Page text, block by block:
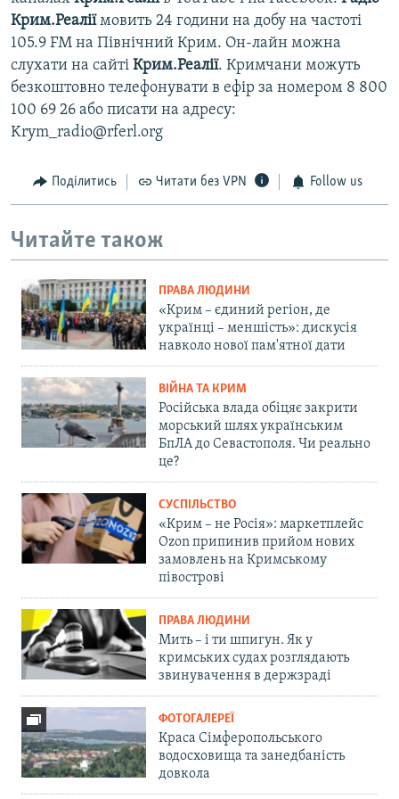
Крим.Реаліїмовить 24 години на добу на частоті
105.9 FM на Північний Крим. Он-лайн можна
слухати на сайті Крим.Реалії. Кримчани можуть
безкоштовно телефонувати в ефір за номером 8 800
100 69 26 або писати на адресу:
Krym_radio@rferl.org
Поділитись Читати без VPN Follow us
Читайте також
ПРАВА ЛЮДИНИ
«Крим – єдиний регіон, де
українці – меншість»: дискусія
навколо нової пам'ятної дати
ВІЙНА ТА КРИМ
Російська влада обіцяє закрити
морський шлях українським
БпЛА до Севастополя. Чи реально
це?
СУСПІЛЬСТВО
«Крим – не Росія»: маркетплейс
Ozon припинив прийом нових
замовлень на Кримському
півострові
ПРАВА ЛЮДИНИ
Мить – і ти шпигун. Як у
кримських судах розглядають
звинувачення в держзраді
ФОТОГАЛЕРЕЇ
Краса Сімферопольського
водосховища та занедбаність
довкола